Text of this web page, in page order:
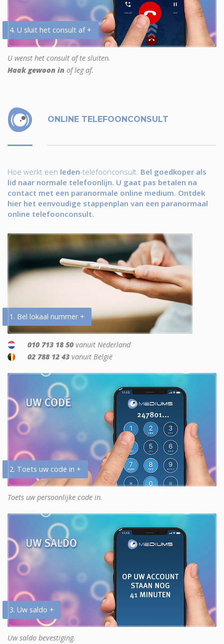
4. U sluit het consult af +
U wenst het consult af te sluiten.
Haak gewoon in of leg af.
ONLINE TELEFOONCONSULT
Hoe werkt een leden-telefoonconsult. Bel goedkoper als
lid naar normale telefoonlijn. U gaat pas betalen na
contact met een paranormale online medium. Ontdek
hier het eenvoudige stappenplan van een paranormaal
online telefoonconsult.
1. Bel lokaal nummer +
010 713 18 50 vanuit Nederland
02 788 12 43 vanuit België
2. Toets uw code in +
Toets uw persoonlijke code in.
3. Uw saldo +
Uw saldo bevestiging.